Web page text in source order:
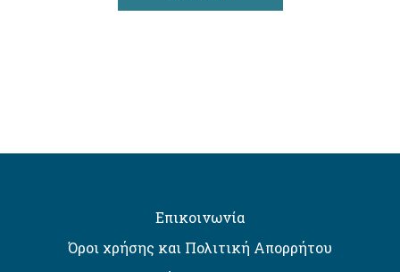
Επικοινωνία
Όροι χρήσης και Πολιτική Απορρήτου